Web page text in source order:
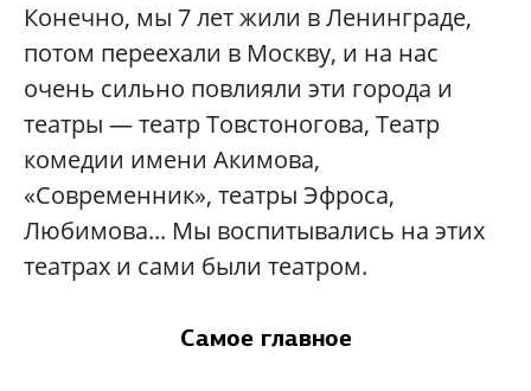
Конечно, мы 7 лет жили в Ленинграде,
потом переехали в Москву, и на нас
очень сильно повлияли эти города и
театры — театр Товстоногова, Театр
комедии имени Акимова,
«Современник», театры Эфроса,
Любимова... Мы воспитывались на этих
театрах и сами были театром.
Самое главное